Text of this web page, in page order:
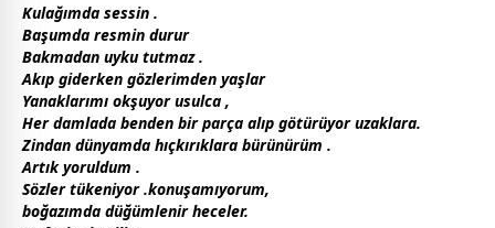
Kulağımda sessin .
Başumda resmin durur
Bakmadan uykututmaz .
Akıp giderken gözlerimden yaşlar
Yanaklarımı okşuyor usulca ,
Her damlada benden bir parça alıp götürüyor uzaklara.
Zindan dünyamda hıçkırıklara bürünürüm .
Artık yoruldum .
Sözler tükeniyor .konuşamıyorum,
boğazımda düğümlenirheceler.